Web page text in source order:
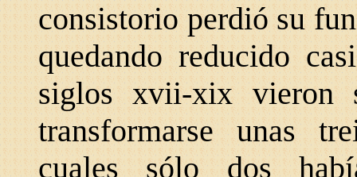
consistorio perdió su
quedando reducido
siglos xvii-xix vieron
transformarse unas
cuales sólo dos